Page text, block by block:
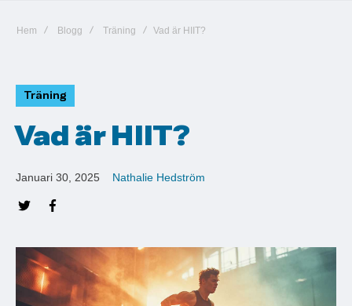
Hem Blogg Träning Vad är HIIT?
Träning
Vad är HIIT?
Januari 30, 2025 Nathalie Hedström